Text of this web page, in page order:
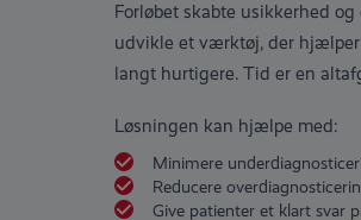
Forløbet skabte usikkerhed
udvikle et værktøj, der
langt hurtigere. Tid er en
Løsningen kan hjælpe med:
Minimere
Reducere
Give patienter et klart svar